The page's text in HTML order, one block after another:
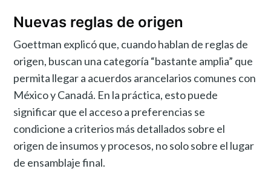
Nuevas reglas de origen
Goettman explicó que, cuando hablan de reglas de
origen, buscan una categoría “bastante amplia” que
permita llegar a acuerdos arancelarios comunes con
México y Canadá. En la práctica, esto puede
significar que el acceso a preferencias se
condicione a criterios más detallados sobre el
origen de insumos y procesos, no solo sobre el lugar
de ensamblaje final.